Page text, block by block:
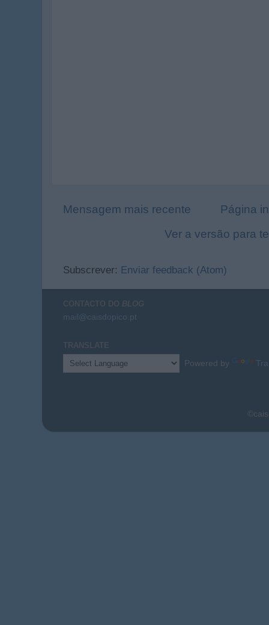
Mensagem mais recente
Página
Ver a versão para
Subscrever: Enviar feedback (Atom)
CONTACTO DO BLOG
mail@caisdopico.pt
TRANSLATE
Powered by